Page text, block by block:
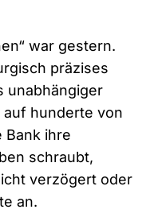
war gestern.
präzises
unabhängiger
hunderte von
Bank ihre
schraubt,
verzögert oder
an.